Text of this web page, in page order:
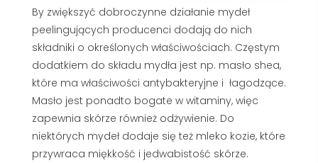
By zwiększyć dobroczynne działanie mydeł
peelingujących producenci dodają do nich
składniki o określonych właściwościach. Częstym
dodatkiem do składu mydła jest np. masło shea,
które ma właściwości antybakteryjne i łagodzące.
Masło jest ponadto bogate w witaminy, więc
zapewnia skórze również odżywienie. Do
niektórych mydeł dodaje się też mleko kozie, które
przywraca miękkość i jedwabistość skórze.